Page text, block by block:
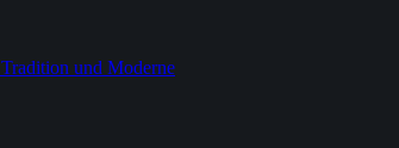
und Moderne